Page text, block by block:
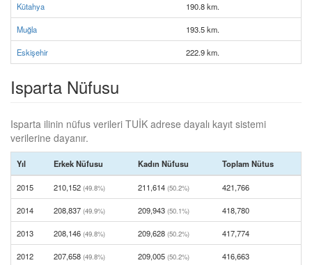
Kütahya 190.8 km.
Muğla 193.5 km.
Eskişehir 222.9 km.
Isparta Nüfusu
Isparta ilinin nüfus verileri TUİK adrese dayalı kayıt sistemi
verilerine dayanır.
Yıl Erkek Nüfusu Kadın Nüfusu Toplam Nütus
2015 210,152 (49.8%) 211,614 (50.2%) 421,766
2014 208,837 (49.9%) 209,943 (50.1%) 418,780
2013 208,146 (49.8%) 209,628 (50.2%) 417,774
2012 207,658 (49.8%) 209,005 (50.2%) 416,663